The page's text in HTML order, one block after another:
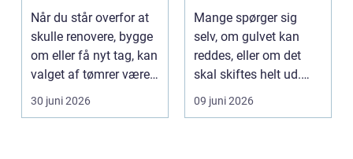
byggeprojekt
Når du står overfor at
skulle renovere, bygge
om eller få nyt tag, kan
valget af tømrer være
afgøren...
30 juni 2026
trægulve igen
Mange spørger sig
selv, om gulvet kan
reddes, eller om det
skal skiftes helt ud.
Svaret er of...
09 juni 2026